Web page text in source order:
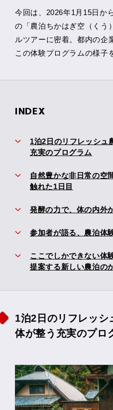
今回は、2026年1月15日か
の「農泊ちかはぎ空（くう
ルツアーに密着。都内の企
この体験プログラムの様子
INDEX
1泊2日のリフレッシ
充実のプログラム
自然豊かな非日常の空
触れた1日目
発酵の力で、体の内外
参加者が語る、農泊体
ここでしかできない体
提案する新しい農泊の
1泊2日のリフレッ
体が整う充実のプロ